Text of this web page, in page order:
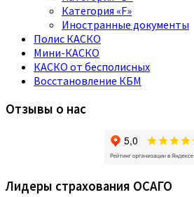
Категория «F»
Иностранные документы
Полис КАСКО
Мини-КАСКО
КАСКО от бесполисных
Восстановление КБМ
Отзывы о нас
Лидеры страхования ОСАГО